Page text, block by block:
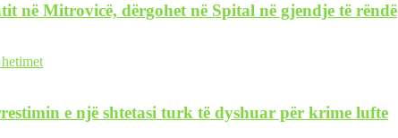
në Mitrovicë, dërgohet në Spital në gjendje të rëndë
e një shtetasi turk të dyshuar për krime lufte